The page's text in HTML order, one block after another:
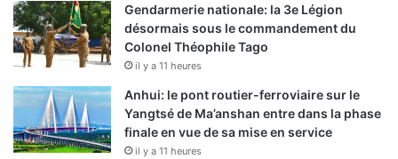
Gendarmerie nationale: la 3e Légion
désormais sous le commandement du
Colonel Théophile Tago
il y a 11 heures
Anhui: le pont routier-ferroviaire sur le
Yangtsé de Ma’anshan entre dans la phase
finale en vue de sa mise en service
il y a 11 heures